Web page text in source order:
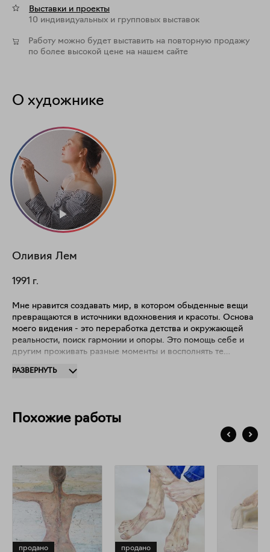
Выставки и проекты
10 индивидуальных и групповых выставок
Работу можно будет выставить на повторную продажу
по более высокой цене на нашем сайте
О художнике
Оливия Лем
1991 г.
Мне нравится создавать мир, в котором обыденные вещи
превращаются в источники вдохновения и красоты. Основа
моего видения - это переработка детства и окружающей
реальности, поиск гармонии и опоры. Это помощь себе и
другим проживать разные моменты и восполнять те
уголок, где можно продолжать жить в розовых очках.
РАЗВЕРНУТЬ
Похожие работы
продано продано